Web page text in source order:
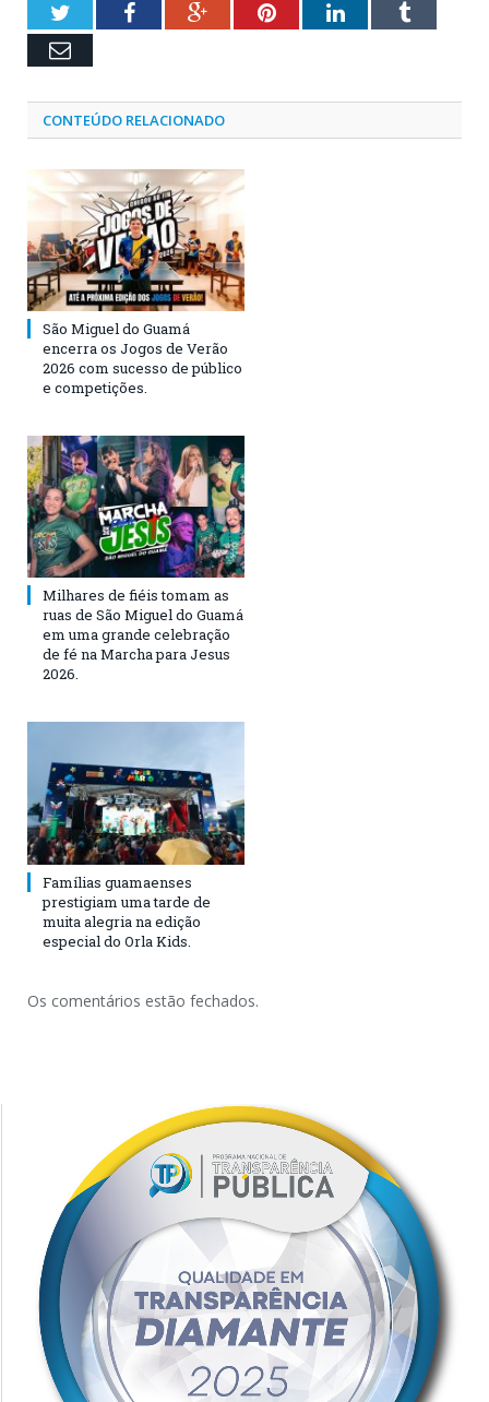
TwitterFacebookGoogle+PinterestLinkedInTumblr
Email
CONTEÚDO RELACIONADO
São Miguel do Guamá
encerra os Jogos de Verão
2026 com sucesso de público
e competições.
Milhares de fiéis tomam as
ruas de São Miguel do Guamá
em uma grande celebração
de fé na Marcha para Jesus
2026.
Famílias guamaenses
prestigiam uma tarde de
muita alegria na edição
especial do Orla Kids.
Os comentários estão fechados.